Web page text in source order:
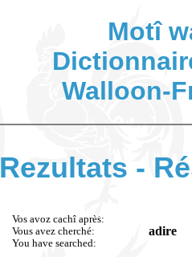
Motî
Walloon-
Rezultats -
Vos avoz cachî après:
Vous avez cherché:
You have searched:
adire